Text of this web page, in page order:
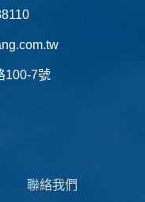
100-7號
聯絡我們